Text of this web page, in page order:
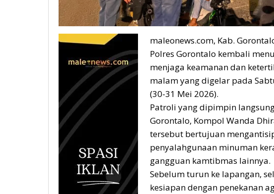
maleonews.com, Kab.
Polres Gorontalo kembali
menjaga keamanan dan
malam yang digelar pada
(30-31 Mei 2026).
Patroli yang dipimpin
Gorontalo, Kompol Wanda
tersebut bertujuan
penyalahgunaan minuman
gangguan kamtibmas lainnya.
Sebelum turun ke lapangan,
kesiapan dengan penekanan